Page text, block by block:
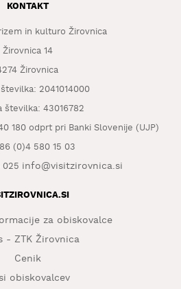
KONTAKT
in kulturo Žirovnica
Žirovnica 14
Žirovnica
2041014000
številka: 43016782
180 odprt pri Banki Slovenije (UJP)
(0)4 580 15 03
025 info@visitzirovnica.si
za obiskovalce
- ZTK Žirovnica
Cenik
obiskovalcev